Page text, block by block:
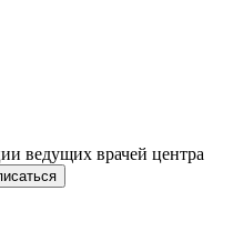
ведущих врачей центра